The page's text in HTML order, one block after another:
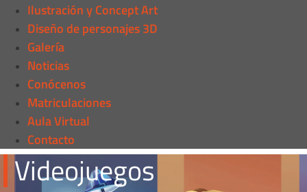
Ilustración y Concept Art
Diseño de personajes 3D
Galería
Noticias
Conócenos
Matriculaciones
Aula Virtual
Contacto
Videojuegos